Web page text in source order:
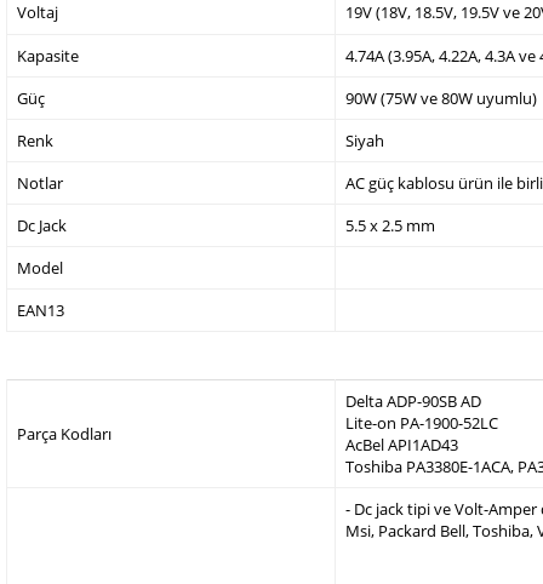
Voltaj
19V (18V, 18.5V, 19.5V ve
Kapasite
4.74A (3.95A, 4.22A, 4.3A
Güç
90W (75W ve 80W uyumlu)
Renk
Siyah
Notlar
AC güç kablosu ürün ile
Dc Jack
5.5 x 2.5 mm
Model
EAN13
Parça Kodları
Delta ADP-90SB AD
Lite-on PA-1900-52LC
AcBel API1AD43
Toshiba PA3380E-1ACA,
- Dc jack tipi ve Volt-
Msi, Packard Bell,